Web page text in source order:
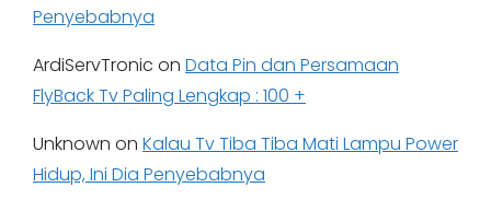
Penyebabnya
ArdiServTronic on Data Pin dan Persamaan
FlyBack Tv Paling Lengkap : 100 +
Unknown on Kalau Tv Tiba Tiba Mati Lampu Power
Hidup, Ini Dia Penyebabnya